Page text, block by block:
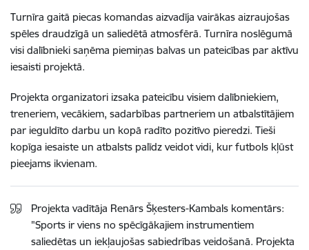
Turnīra gaitā piecas komandas aizvadīja vairākas aizraujošas
spēles draudzīgā un saliedētā atmosfērā. Turnīra noslēgumā
visi dalībnieki saņēma piemiņas balvas un pateicības par aktīvu
iesaisti projektā.
Projekta organizatori izsaka pateicību visiem dalībniekiem,
treneriem, vecākiem, sadarbības partneriem un atbalstītājiem
par ieguldīto darbu un kopā radīto pozitīvo pieredzi. Tieši
kopīga iesaiste un atbalsts palīdz veidot vidi, kur futbols kļūst
pieejams ikvienam.
Projekta vadītāja Renārs Šķesters-Kambals komentārs:
"Sports ir viens no spēcīgākajiem instrumentiem
saliedētas un iekļaujošas sabiedrības veidošanā. Projekta